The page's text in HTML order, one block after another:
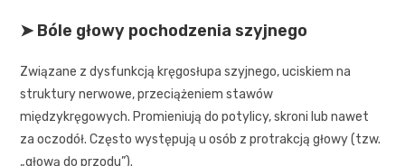
➤ Bóle głowy pochodzenia szyjnego
Związane z dysfunkcją kręgosłupa szyjnego, uciskiem na
struktury nerwowe, przeciążeniem stawów
międzykręgowych. Promieniują do potylicy, skroni lub nawet
za oczodół. Często występują u osób z protrakcją głowy (tzw.
„głową do przodu”).